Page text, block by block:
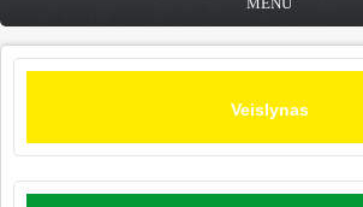
Veislynas